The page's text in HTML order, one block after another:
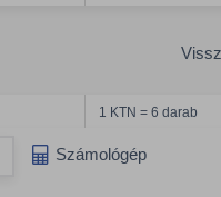
1 KTN = 6 darab
növelése
Számológép